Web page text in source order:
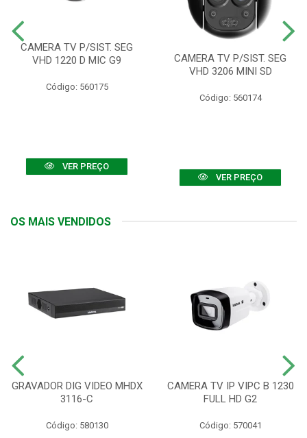
CAMERA TV P/SIST. SEG
VHD 1220 D MIC G9
Código: 560175
VER PREÇO
CAMERA TV P/SIST. SEG
VHD 3206 MINI SD
Código: 560174
VER PREÇO
OS MAIS VENDIDOS
GRAVADOR DIG VIDEO MHDX
3116-C
Código: 580130
CAMERA TV IP VIPC B 1230
FULL HD G2
Código: 570041